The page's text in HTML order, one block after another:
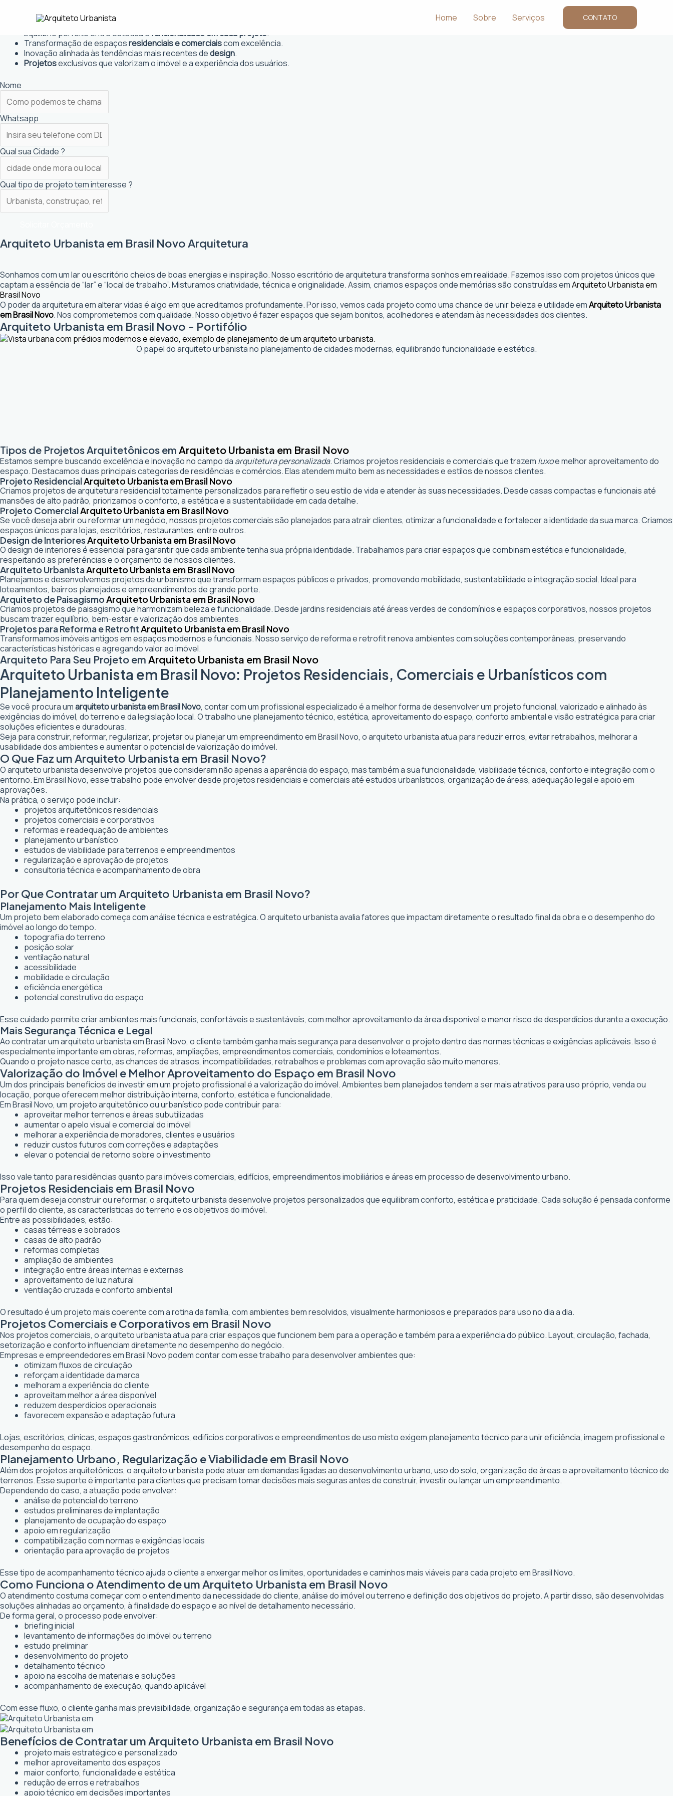
conteúdo
Home Sobre Serviços CONTATO
Projetos personalizados
Equilíbrio perfeito entre estética e funcionalidade em cada projeto.
Transformação de espaçosresidenciais e comerciaiscom excelência.
Inovação alinhada às tendências mais recentes dedesign.
Projetosexclusivos que valorizam o imóvel e a experiência dos usuários.
Nome
Whatsapp
Qual sua Cidade ?
Qual tipo de projeto tem interesse ?
Arquiteto Urbanista em Brasil Novo Arquitetura
Sonhamos com um lar ou escritório cheios de boas energias e inspiração. Nosso escritório de arquitetura transforma sonhos em realidade. Fazemos isso com projetos únicos que
captam a essência de “lar” e “local de trabalho”. Misturamos criatividade, técnica e originalidade. Assim, criamos espaços onde memórias são construídas emArquiteto Urbanista em
Brasil Novo
O poder da arquitetura em alterar vidas é algo em que acreditamos profundamente. Por isso, vemos cada projeto como uma chance de unir beleza e utilidade emArquiteto Urbanista
em Brasil Novo. Nos comprometemos com qualidade. Nosso objetivo é fazer espaços que sejam bonitos, acolhedores e atendam às necessidades dos clientes.
Arquiteto Urbanista em Brasil Novo - Portifólio
O papel do arquiteto urbanista no planejamento de cidades modernas, equilibrando funcionalidade e estética.
Tipos de Projetos Arquitetônicos em Arquiteto Urbanista em Brasil Novo
Estamos sempre buscando excelência e inovação no campo da arquitetura personalizada. Criamos projetos residenciais e comerciais que trazem luxoe melhor aproveitamento do
espaço. Destacamos duas principais categorias de residências e comércios. Elas atendem muito bem as necessidades e estilos de nossos clientes.
Projeto ResidencialArquiteto Urbanista em Brasil Novo
Criamos projetos de arquitetura residencial totalmente personalizados para refletir o seu estilo de vida e atender às suas necessidades. Desde casas compactas e funcionais até
mansões de alto padrão, priorizamos o conforto, a estética e a sustentabilidade em cada detalhe.
Projeto ComercialArquiteto Urbanista em Brasil Novo
Se você deseja abrir ou reformar um negócio, nossos projetos comerciais são planejados para atrair clientes, otimizar a funcionalidade e fortalecer a identidade da sua marca. Criamos
espaços únicos para lojas, escritórios, restaurantes, entre outros.
Design de InterioresArquiteto Urbanista em Brasil Novo
O design de interiores é essencial para garantir que cada ambiente tenha sua própria identidade. Trabalhamos para criar espaços que combinam estética e funcionalidade,
respeitando as preferências e o orçamento de nossos clientes.
Arquiteto UrbanistaArquiteto Urbanista em Brasil Novo
Planejamos e desenvolvemos projetos de urbanismo que transformam espaços públicos e privados, promovendo mobilidade, sustentabilidade e integração social. Ideal para
loteamentos, bairros planejados e empreendimentos de grande porte.
Arquiteto de PaisagismoArquiteto Urbanista em Brasil Novo
Criamos projetos de paisagismo que harmonizam beleza e funcionalidade. Desde jardins residenciais até áreas verdes de condomínios e espaços corporativos, nossos projetos
buscam trazer equilíbrio, bem-estar e valorização dos ambientes.
Projetos para Reforma e RetrofitArquiteto Urbanista em Brasil Novo
Transformamos imóveis antigos em espaços modernos e funcionais. Nosso serviço de reforma e retrofit renova ambientes com soluções contemporâneas, preservando
características históricas e agregando valor ao imóvel.
Arquiteto Para Seu Projeto em Arquiteto Urbanista em Brasil Novo
Arquiteto Urbanista em Brasil Novo: Projetos Residenciais, Comerciais e Urbanísticos com
Planejamento Inteligente
Se você procura umarquiteto urbanista em Brasil Novo, contar com um profissional especializado é a melhor forma de desenvolver um projeto funcional, valorizado e alinhado às
exigências do imóvel, do terreno e da legislação local. O trabalho une planejamento técnico, estética, aproveitamento do espaço, conforto ambiental e visão estratégica para criar
soluções eficientes e duradouras.
Seja para construir, reformar, regularizar, projetar ou planejar um empreendimento em Brasil Novo, o arquiteto urbanista atua para reduzir erros, evitar retrabalhos, melhorar a
usabilidade dos ambientes e aumentar o potencial de valorização do imóvel.
O Que Faz um Arquiteto Urbanista em Brasil Novo?
O arquiteto urbanista desenvolve projetos que consideram não apenas a aparência do espaço, mas também a sua funcionalidade, viabilidade técnica, conforto e integração com o
entorno. Em Brasil Novo, esse trabalho pode envolver desde projetos residenciais e comerciais até estudos urbanísticos, organização de áreas, adequação legal e apoio em
aprovações.
Na prática, o serviço pode incluir:
projetos arquitetônicos residenciais
projetos comerciais e corporativos
reformas e readequação de ambientes
planejamento urbanístico
estudos de viabilidade para terrenos e empreendimentos
regularização e aprovação de projetos
consultoria técnica e acompanhamento de obra
Por Que Contratar um Arquiteto Urbanista em Brasil Novo?
Planejamento Mais Inteligente
Um projeto bem elaborado começa com análise técnica e estratégica. O arquiteto urbanista avalia fatores que impactam diretamente o resultado final da obra e o desempenho do
imóvel ao longo do tempo.
topografia do terreno
posição solar
ventilação natural
acessibilidade
mobilidade e circulação
eficiência energética
potencial construtivo do espaço
Esse cuidado permite criar ambientes mais funcionais, confortáveis e sustentáveis, com melhor aproveitamento da área disponível e menor risco de desperdícios durante a execução.
Mais Segurança Técnica e Legal
Ao contratar um arquiteto urbanista em Brasil Novo, o cliente também ganha mais segurança para desenvolver o projeto dentro das normas técnicas e exigências aplicáveis. Isso é
especialmente importante em obras, reformas, ampliações, empreendimentos comerciais, condomínios e loteamentos.
Quando o projeto nasce certo, as chances de atrasos, incompatibilidades, retrabalhos e problemas com aprovação são muito menores.
Valorização do Imóvel e Melhor Aproveitamento do Espaço em Brasil Novo
Um dos principais benefícios de investir em um projeto profissional é a valorização do imóvel. Ambientes bem planejados tendem a ser mais atrativos para uso próprio, venda ou
locação, porque oferecem melhor distribuição interna, conforto, estética e funcionalidade.
Em Brasil Novo, um projeto arquitetônico ou urbanístico pode contribuir para:
aproveitar melhor terrenos e áreas subutilizadas
aumentar o apelo visual e comercial do imóvel
melhorar a experiência de moradores, clientes e usuários
reduzir custos futuros com correções e adaptações
elevar o potencial de retorno sobre o investimento
Isso vale tanto para residências quanto para imóveis comerciais, edifícios, empreendimentos imobiliários e áreas em processo de desenvolvimento urbano.
Projetos Residenciais em Brasil Novo
Para quem deseja construir ou reformar, o arquiteto urbanista desenvolve projetos personalizados que equilibram conforto, estética e praticidade. Cada solução é pensada conforme
o perfil do cliente, as características do terreno e os objetivos do imóvel.
Entre as possibilidades, estão:
casas térreas e sobrados
casas de alto padrão
reformas completas
ampliação de ambientes
integração entre áreas internas e externas
aproveitamento de luz natural
ventilação cruzada e conforto ambiental
O resultado é um projeto mais coerente com a rotina da família, com ambientes bem resolvidos, visualmente harmoniosos e preparados para uso no dia a dia.
Projetos Comerciais e Corporativos em Brasil Novo
Nos projetos comerciais, o arquiteto urbanista atua para criar espaços que funcionem bem para a operação e também para a experiência do público. Layout, circulação, fachada,
setorização e conforto influenciam diretamente no desempenho do negócio.
Empresas e empreendedores em Brasil Novo podem contar com esse trabalho para desenvolver ambientes que:
otimizam fluxos de circulação
reforçam a identidade da marca
melhoram a experiência do cliente
aproveitam melhor a área disponível
reduzem desperdícios operacionais
favorecem expansão e adaptação futura
Lojas, escritórios, clínicas, espaços gastronômicos, edifícios corporativos e empreendimentos de uso misto exigem planejamento técnico para unir eficiência, imagem profissional e
desempenho do espaço.
Planejamento Urbano, Regularização e Viabilidade em Brasil Novo
Além dos projetos arquitetônicos, o arquiteto urbanista pode atuar em demandas ligadas ao desenvolvimento urbano, uso do solo, organização de áreas e aproveitamento técnico de
terrenos. Esse suporte é importante para clientes que precisam tomar decisões mais seguras antes de construir, investir ou lançar um empreendimento.
Dependendo do caso, a atuação pode envolver:
análise de potencial do terreno
estudos preliminares de implantação
planejamento de ocupação do espaço
apoio em regularização
compatibilização com normas e exigências locais
orientação para aprovação de projetos
Esse tipo de acompanhamento técnico ajuda o cliente a enxergar melhor os limites, oportunidades e caminhos mais viáveis para cada projeto em Brasil Novo.
Como Funciona o Atendimento de um Arquiteto Urbanista em Brasil Novo
O atendimento costuma começar com o entendimento da necessidade do cliente, análise do imóvel ou terreno e definição dos objetivos do projeto. A partir disso, são desenvolvidas
soluções alinhadas ao orçamento, à finalidade do espaço e ao nível de detalhamento necessário.
De forma geral, o processo pode envolver:
briefing inicial
levantamento de informações do imóvel ou terreno
estudo preliminar
desenvolvimento do projeto
detalhamento técnico
apoio na escolha de materiais e soluções
acompanhamento de execução, quando aplicável
Com esse fluxo, o cliente ganha mais previsibilidade, organização e segurança em todas as etapas.
Benefícios de Contratar um Arquiteto Urbanista em Brasil Novo
projeto mais estratégico e personalizado
melhor aproveitamento dos espaços
maior conforto, funcionalidade e estética
redução de erros e retrabalhos
apoio técnico em decisões importantes